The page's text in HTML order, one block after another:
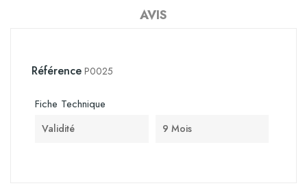
AVIS
Référence P0025
Fiche Technique
Validité 9 Mois